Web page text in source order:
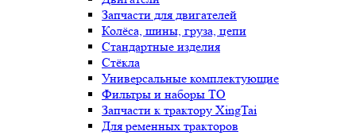
Запчасти для двигателей
Колёса, шины, груза, цепи
Стандартные изделия
Стёкла
Универсальные комплектующие
Фильтры и наборы ТО
Запчасти к трактору XingTai
Для ременных тракторов